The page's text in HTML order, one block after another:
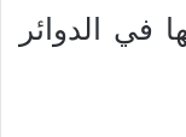
في الدوائر